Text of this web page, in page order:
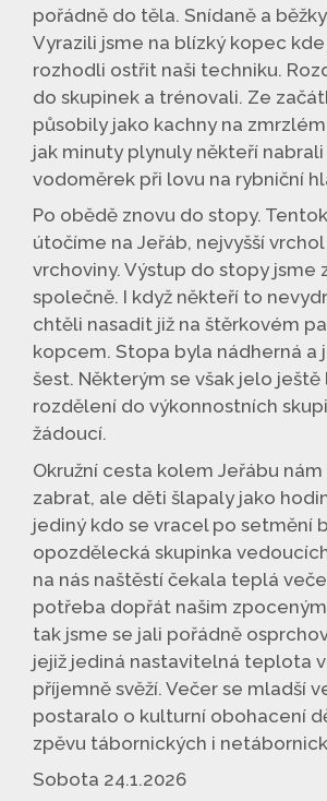
pořádně do těla. Snídaně a
Vyrazili jsme na blízký kopec
rozhodli ostřit naši techniku.
do skupinek a trénovali. Ze
působily jako kachny na
jak minuty plynuly někteří
vodoměrek při lovu na rybniční
Po obědě znovu do stopy.
útočíme na Jeřáb, nejvyšší
vrchoviny. Výstup do stopy jsme
společně. I když někteří to
chtěli nasadit již na štěrkovém
kopcem. Stopa byla nádherná a
šest. Některým se však jelo ještě
rozdělení do výkonnostních
žádoucí.
Okružní cesta kolem Jeřábu
zabrat, ale děti šlapaly jako
jediný kdo se vracel po setmění
opozdělecká skupinka
na nás naštěstí čekala teplá
potřeba dopřát našim
tak jsme se jali pořádně
jejiž jediná nastavitelná teplota
příjemně svěží. Večer se mladší
postaralo o kulturní obohacení
zpěvu tábornických i
Sobota 24.1.2026